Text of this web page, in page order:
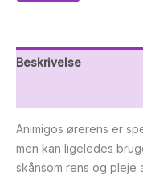
Beskrivelse
Animigos ørerens er
men kan ligeledes
skånsom rens og pleje